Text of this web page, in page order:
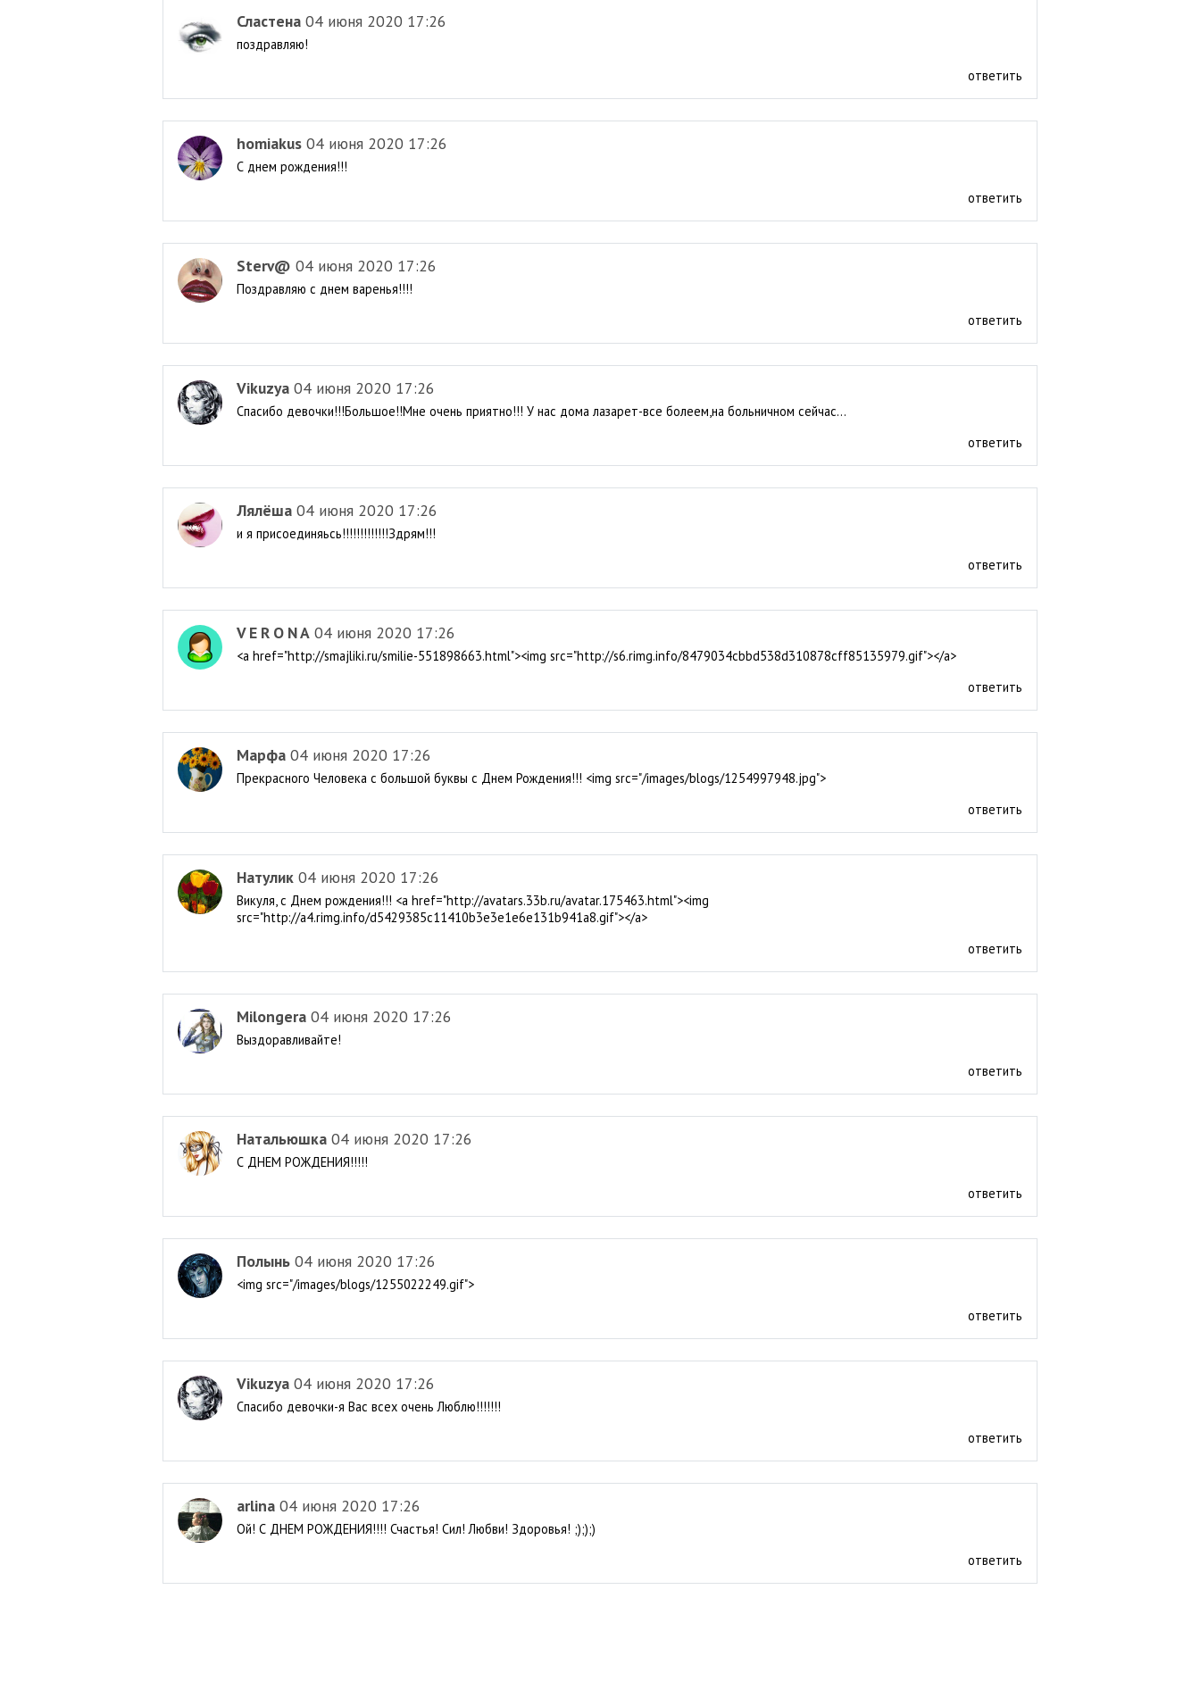
Сластена 04 июня 2020 17:26
поздравляю!
ответить
homiakus 04 июня 2020 17:26
С днем рождения!!!
ответить
Sterv@ 04 июня 2020 17:26
Поздравляю с днем варенья!!!!
ответить
Vikuzya 04 июня 2020 17:26
Спасибо девочки!!!Большое!!Мне очень приятно!!! У нас дома лазарет-все болеем,на больничном сейчас...
ответить
Лялёша 04 июня 2020 17:26
и я присоединяьсь!!!!!!!!!!!!!Здрям!!!
ответить
V E R O N A 04 июня 2020 17:26
<a href="http://smajliki.ru/smilie-551898663.html"><img src="http://s6.rimg.info/8479034cbbd538d310878cff85135979.gif"></a>
ответить
Марфа 04 июня 2020 17:26
Прекрасного Человека с большой буквы с Днем Рождения!!! <img src="/images/blogs/1254997948.jpg">
ответить
Натулик 04 июня 2020 17:26
Викуля, с Днем рождения!!! <a href="http://avatars.33b.ru/avatar.175463.html"><img
src="http://a4.rimg.info/d5429385c11410b3e3e1e6e131b941a8.gif"></a>
ответить
Milongera 04 июня 2020 17:26
Выздоравливайте!
ответить
Натальюшка 04 июня 2020 17:26
С ДНЕМ РОЖДЕНИЯ!!!!!
ответить
Полынь 04 июня 2020 17:26
<img src="/images/blogs/1255022249.gif">
ответить
Vikuzya 04 июня 2020 17:26
Спасибо девочки-я Вас всех очень Люблю!!!!!!!
ответить
arlina 04 июня 2020 17:26
Ой! С ДНЕМ РОЖДЕНИЯ!!!! Счастья! Сил! Любви! Здоровья! ;););)
ответить